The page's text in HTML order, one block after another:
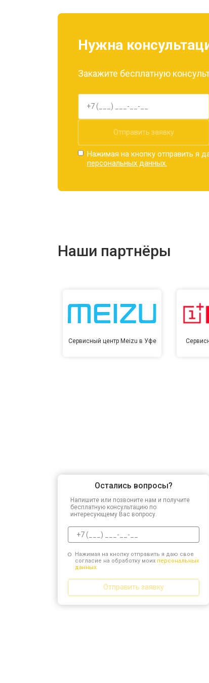
Нужна
Закажите бесплатную
Отправить заявку
Нажимая на кнопку отправить я
персональных данных.
Наши партнёры
Сервисный центр Meizu в Уфе
Остались вопросы?
Напишите или позвоните нам и получите
бесплатную консультацию по
интересующему Вас вопросу.
Нажимая на кнопку отправить я даю свое
согласие на обработку моих персональных
данных.
Отправить заявку